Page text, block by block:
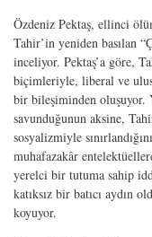
Özdeniz Pektaş, ellinci
Tahir’in yeniden basılan
inceliyor. Pektaş’a göre,
biçimleriyle, liberal ve
bir bileşiminden oluşuyor.
savunduğunun aksine,
sosyalizmiyle
muhafazakâr
yerelci bir tutuma sahip
katıksız bir batıcı aydın
koyuyor.